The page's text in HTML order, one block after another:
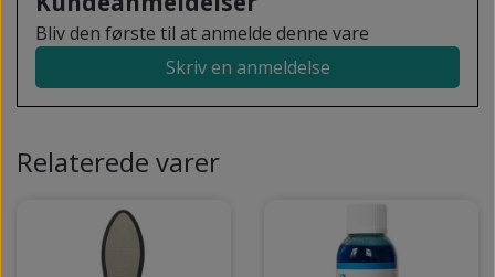
Bliv den første til at anmelde denne vare
Skriv en anmeldelse
Relaterede varer